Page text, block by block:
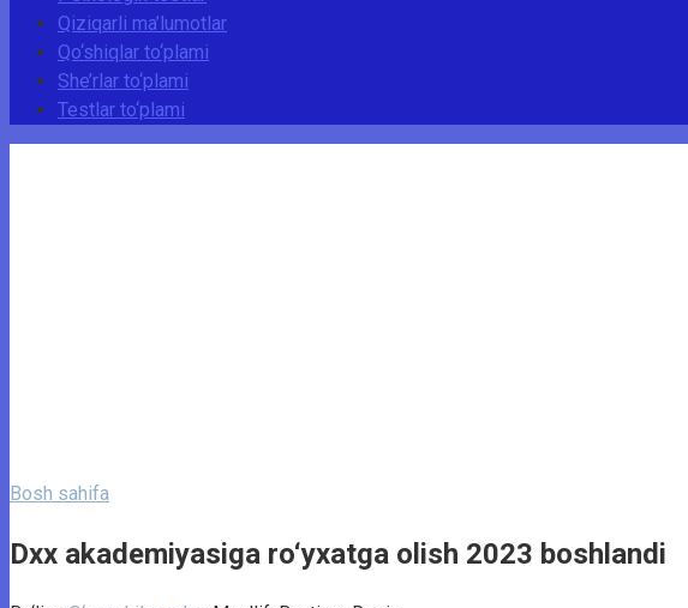
Qiziqarli ma’lumotlar
Qo‘shiqlar to‘plami
She’rlar to‘plami
Testlar to‘plami
Bosh sahifa
Dxx akademiyasiga ro‘yxatga olish 2023 boshlandi